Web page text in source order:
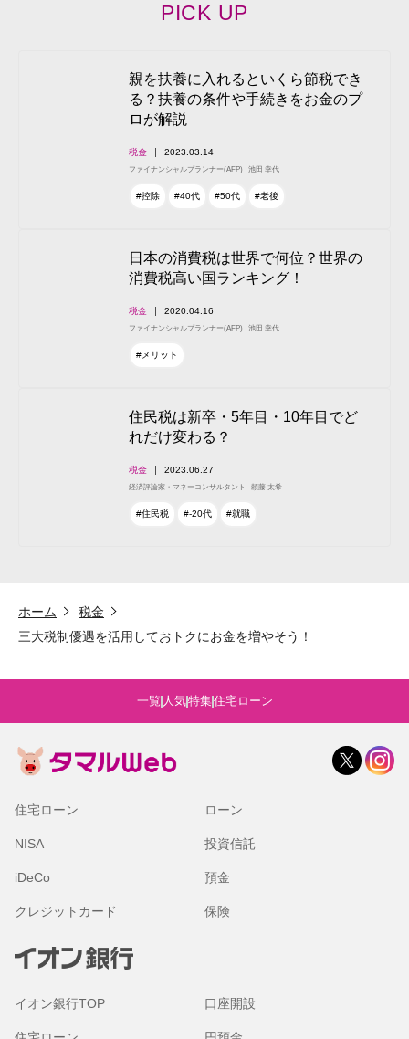
一覧 人気特集住宅ローン
PICK UP
親を扶養に入れるといくら節税でき
る？扶養の条件や手続きをお金のプ
ロが解説
税金 2023.03.14
ファイナンシャルプランナー(AFP) 池田 幸代
#控除 #40代 #50代 #老後
日本の消費税は世界で何位？世界の
消費税高い国ランキング！
税金 2020.04.16
ファイナンシャルプランナー(AFP) 池田 幸代
#メリット
住民税は新卒・5年目・10年目でど
れだけ変わる？
税金 2023.06.27
経済評論家・マネーコンサルタント 頼藤 太希
#住民税 #-20代 #就職
ホーム
税金
三大税制優遇を活用しておトクにお金を増やそう！
住宅ローン ローン
NISA 投資信託
iDeCo 預金
クレジットカード 保険
イオン銀行TOP 口座開設